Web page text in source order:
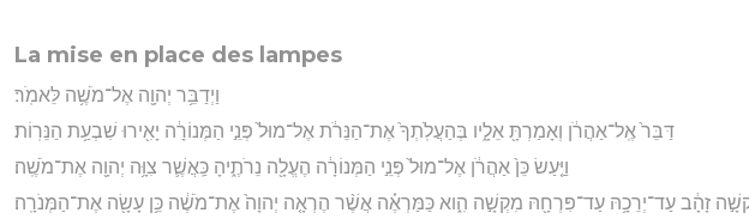
La mise en place des lampes
וַיְדַבֵּ֥ר יְהוָ֖ה אֶל־מֹשֶׁ֥ה לֵּאמֹֽר׃
דַּבֵּר֙ אֶֽל־אַהֲרֹ֔ן וְאָמַרְתָּ֖ אֵלָ֑יו בְּהַעֲלֹֽתְךָ֙ אֶת־הַנֵּרֹ֔ת אֶל־מוּל֙ פְּנֵ֣י הַמְּנוֹרָ֔ה יָאִ֖ירוּ שִׁבְעַ֥ת הַנֵּרֽוֹת׃
וַיַּ֤עַשׂ כֵּן֙ אַהֲרֹ֔ן אֶל־מוּל֙ פְּנֵ֣י הַמְּנוֹרָ֔ה הֶעֱלָ֖ה נֵרֹתֶ֑יהָ כַּֽאֲשֶׁ֛ר צִוָּ֥ה יְהוָ֖ה אֶת־מֹשֶֽׁה׃
זָהָ֔ב עַד־יְרֵכָ֥הּ עַד־פִּרְחָ֖הּ מִקְשָׁ֣ה הִ֑וא כַּמַּרְאֶ֗ה אֲשֶׁ֨ר הֶרְאָ֤ה יְהוָה֙ אֶת־מֹשֶׁ֔ה כֵּ֥ן עָשָׂ֖ה אֶת־הַמְּנֹרָֽה׃